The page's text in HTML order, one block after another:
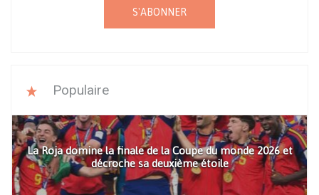
S'ABONNER
Populaire
La Roja domine la finale de la Coupe du monde 2026 et
décroche sa deuxième étoile